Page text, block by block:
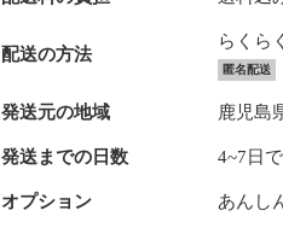
配送の方法
らくら
匿名配送
発送元の地域 鹿児島
発送までの日数 4~7日
オプション あんし